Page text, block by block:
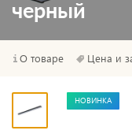
черный
О товаре Цена и
НОВИНКА